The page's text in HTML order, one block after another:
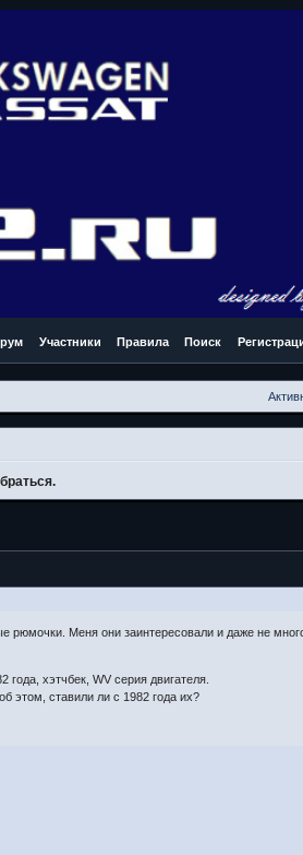
Участники Правила Поиск
рюмочки. Меня они заинтересовали и даже не
хэтчбек, WV серия двигателя.
этом, ставили ли с 1982 года их?